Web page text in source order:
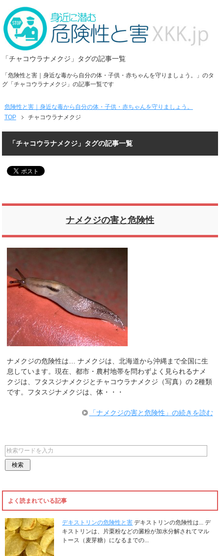
「チャコウラナメクジ」タグの記事一覧
「危険性と害｜身近な毒から自分の体・子供・赤ちゃんを守りましょう。」のタ
グ「チャコウラナメクジ」の記事一覧です
危険性と害｜身近な毒から自分の体・子供・赤ちゃんを守りましょう。
TOP
チャコウラナメクジ
「チャコウラナメクジ」タグの記事一覧
ナメクジの害と危険性
ナメクジの危険性は… ナメクジは、北海道から沖縄まで全国に生
息しています。現在、都市・農村地帯を問わずよく見られるナメ
クジは、フタスジナメクジとチャコウラナメクジ（写真）の 2種類
です。フタスジナメクジは、体・・・
「ナメクジの害と危険性」の続きを読む
よく読まれている記事
デキストリンの危険性と害 デキストリンの危険性は... デ
キストリンは、片栗粉などの澱粉が加水分解されてマル
トース（麦芽糖）になるまでの...